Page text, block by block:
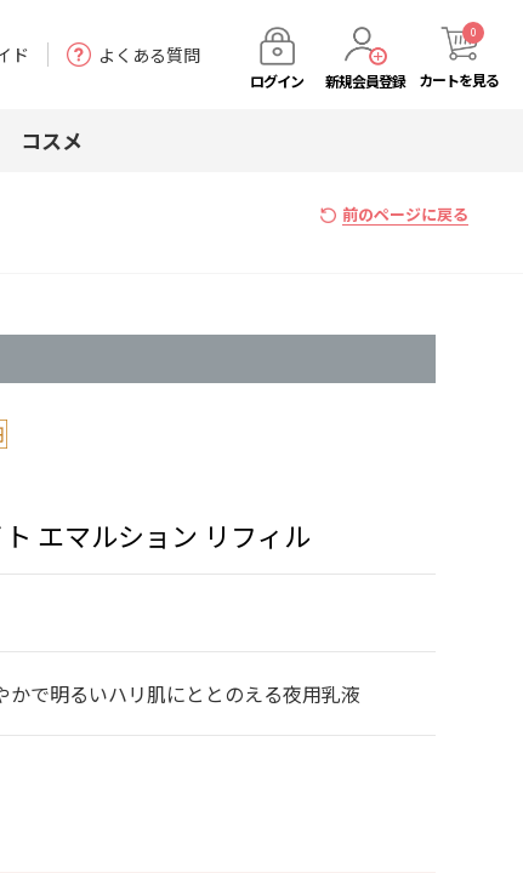
ド よくある質問
ログイン 新規会員登録 カートを見る
0
コスメ
前のページに戻る
エマルション リフィル
かで明るいハリ肌にととのえる夜用乳液